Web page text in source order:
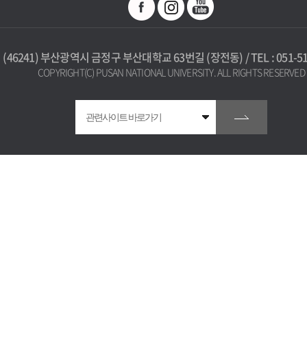
(46241) 부산광역시 금정구 부산대학교 63번길 (장전동) / TEL : 051-
COPYRIGHT(C) PUSAN NATIONAL UNIVERSITY. ALL RIGHTS RESERVED